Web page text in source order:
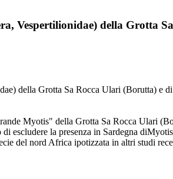
Vespertilionidae) della Grotta
della Grotta Sa Rocca Ulari (Borutta)
Myotis" della Grotta Sa Rocca Ulari
escludere la presenza in Sardegna
del nord Africa ipotizzata in altri studi